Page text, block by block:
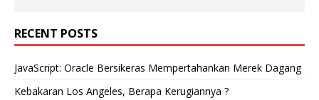
RECENT POSTS
JavaScript: Oracle Bersikeras Mempertahankan Merek Dagang
Kebakaran Los Angeles, Berapa Kerugiannya ?